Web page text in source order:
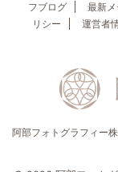
フブログ
最新
リシー
運営者
阿部フォトグラフィー